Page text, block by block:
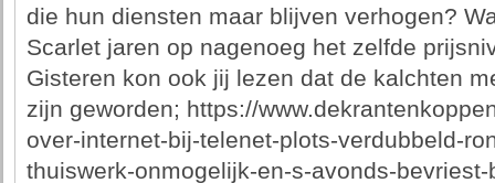
die hun diensten maar blijven verhogen?
Scarlet jaren op nagenoeg het zelfde
Gisteren kon ook jij lezen dat de kalchten
zijn geworden; https://
over-internet-bij-telenet-plots-verdubbeld-
thuiswerk-onmogelijk-en-s-avonds-bevriest-